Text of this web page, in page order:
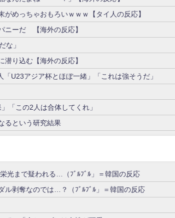
めっちゃおもろいｗｗｗ【タイ人の反応】
ニーだ 【海外の反応】
な」
り込む【海外の反応】
U23アジア杯とほぼ一緒」「これは強そうだ」
「この2人は合体してくれ」
るという研究結果
光まで疑われる…（ﾌﾞﾙﾌﾞﾙ」＝韓国の反応
剥奪なのでは…？（ﾌﾞﾙﾌﾞﾙ」＝韓国の反応